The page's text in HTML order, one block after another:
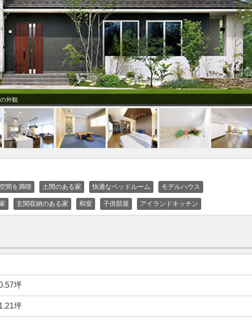
外観
間を満喫 土間のある家 快適なベッドルーム モデルハウス
玄関収納のある家 和室 子供部屋 アイランドキッチン
坪
坪